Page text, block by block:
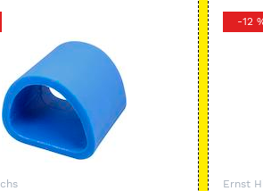
-12
Ernst